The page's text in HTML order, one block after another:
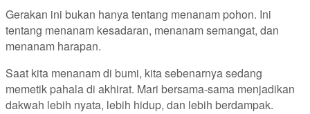
Gerakan ini bukan hanya tentang menanam pohon. Ini
tentang menanam kesadaran, menanam semangat, dan
menanam harapan.
Saat kita menanam di bumi, kita sebenarnya sedang
memetik pahala di akhirat. Mari bersama-sama menjadikan
dakwah lebih nyata, lebih hidup, dan lebih berdampak.